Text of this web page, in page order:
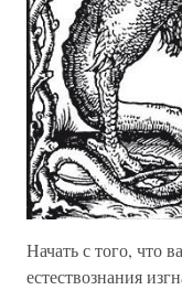
Начать с того, что
естествознания